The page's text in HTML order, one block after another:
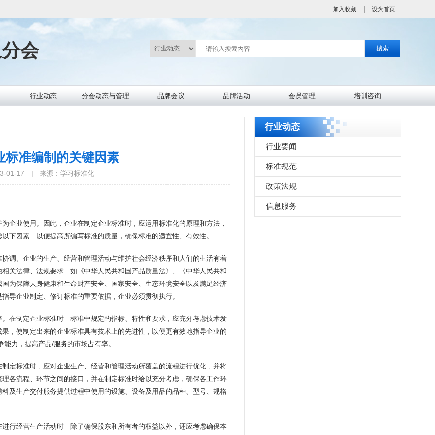
加入收藏 | 设为首页
会
行业动态
行业要闻
标准规范
政策法规
信息服务
分会动态与管理
协会要闻
通知通告
数据统计
文件制度
品牌会议 品牌活动 会员管理
分会会员
会员风采
培训咨询
标准编制的关键因素
01-17 | 来源：学习标准化
企业使用。因此，企业在制定企业标准时，应运用标准化的原理和方法，
下因素，以便提高所编写标准的质量，确保标准的适宜性、有效性。
调。企业的生产、经营和管理活动与维护社会经济秩序和人们的生活有着
关法律、法规要求，如《中华人民共和国产品质量法》、《中华人民共和
为保障人身健康和生命财产安全、国家安全、生态环境安全以及满足经济
导企业制定、修订标准的重要依据，企业必须贯彻执行。
在制定企业标准时，标准中规定的指标、特性和要求，应充分考虑技术发
，使制定出来的企业标准具有技术上的先进性，以便更有效地指导企业的
力，提高产品/服务的市场占有率。
定标准时，应对企业生产、经营和管理活动所覆盖的流程进行优化，并将
各流程、环节之间的接口，并在制定标准时给以充分考虑，确保各工作环
及生产交付服务提供过程中使用的设施、设备及用品的品种、型号、规格
行经营生产活动时，除了确保股东和所有者的权益以外，还应考虑确保本
行业动态
行业要闻
标准规范
政策法规
信息服务